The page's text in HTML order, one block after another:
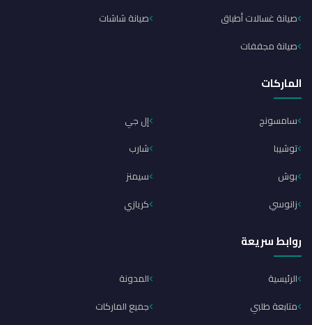
صيانة غسالات أطباق
صيانة شاشات
صيانة مجففات
الماركات
سامسونج
إل جي
توشيبا
شارب
بوش
سيمنز
زانوسي
كريازي
روابط سريعة
الرئيسية
المدونة
متابعة طلبي
جميع الماركات